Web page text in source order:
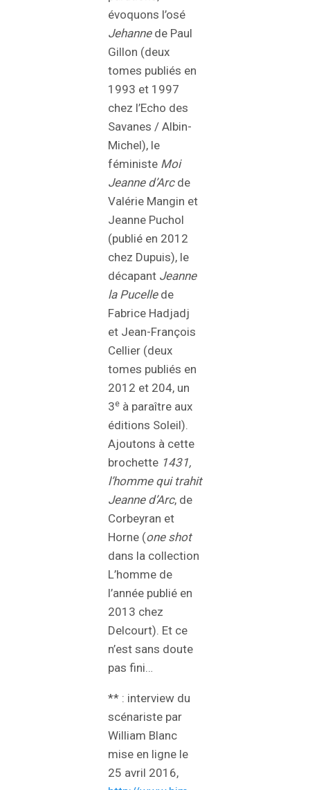
évoquons l’osé
Jehannede Paul
Gillon (deux
tomes publiés en
1993 et 1997
chez l’Echo des
Savanes / Albin-
Michel), le
féministe Moi
Jeanne d’Arcde
Valérie Mangin et
Jeanne Puchol
(publié en 2012
chez Dupuis), le
décapant Jeanne
la Pucellede
Fabrice Hadjadj
et Jean-François
Cellier (deux
tomes publiés en
2012 et 204, un
3e à paraître aux
éditions Soleil).
Ajoutons à cette
brochette 1431,
l’homme qui trahit
Jeanne d’Arc, de
Corbeyran et
Horne (one shot
dans la collection
L’homme de
l’année publié en
2013 chez
Delcourt). Et ce
n’est sans doute
pas fini…
** : interview du
scénariste par
William Blanc
mise en ligne le
25 avril 2016,